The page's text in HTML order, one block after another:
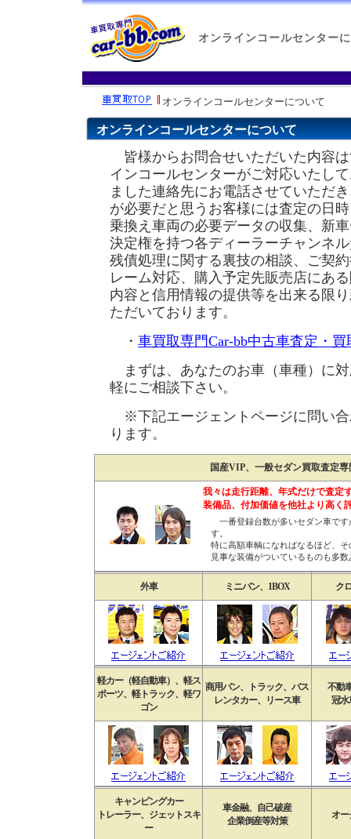
オンラインコールセンター
オンラインコールセンターについて
オンラインコールセンターについて
皆様からお問合せいただいた内容
インコールセンターがご対応いたし
ました連絡先にお電話させていただ
が必要だと思うお客様には査定の日
乗換え車両の必要データの収集、新
決定権を持つ各ディーラーチャンネ
残債処理に関する裏技の相談、ご契
レーム対応、購入予定先販売店にあ
内容と信用情報の提供等を出来る限
ただいております。
・ 車買取専門Car-bb中古車査定・
まずは、あなたのお車（車種）に
軽にご相談下さい。
※下記エージェントページに問い合
ります。
国産VIP、一般セダン買取査定
我々は走行距離、年式だけで査定
装備品、付加価値を他社より高く
一番登録台数が多いセダン車です
す。
特に高額車輌になればなるほど、
見事な装備がついているものも多
外車 ミニバン、1BOX ク
軽カー（軽自動車）、軽ス
ポーツ、軽トラック、軽ワ
ゴン
商用バン、トラック、バス
レンタカー、リース車
不動
冠水
キャンピングカー
トレーラー、ジェットスキ
ー
車金融、自己破産
企業倒産等対策
オ